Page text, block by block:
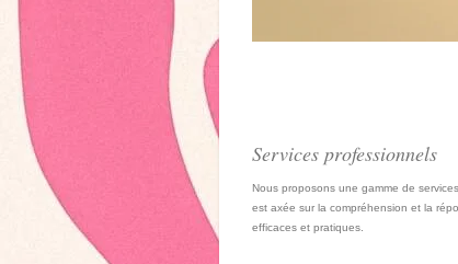
Services professionnels
Nous proposons une gamme de
est axée sur la compréhension et la
efficaces et pratiques.